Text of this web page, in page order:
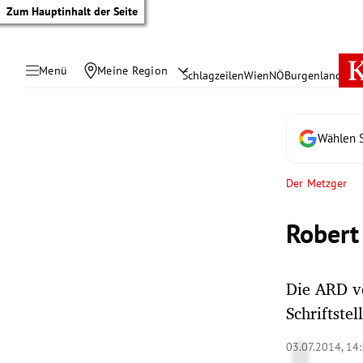
Zum Hauptinhalt der Seite
Menü Meine Region SchlagzeilenWienNÖBurgenland
Wählen
Der Metzger
Die ARD
03.07.2014,